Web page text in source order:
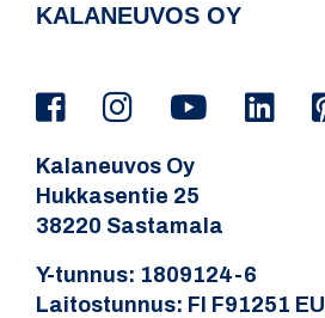
KALANEUVOS OY
Kalaneuvos Oy
Hukkasentie 25
38220 Sastamala
Y-tunnus: 1809124-6
Laitostunnus: FI F91251 EU